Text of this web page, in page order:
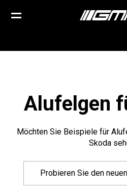
Alufelgen
Möchten Sie Beispiele für
Skoda
Probieren Sie den